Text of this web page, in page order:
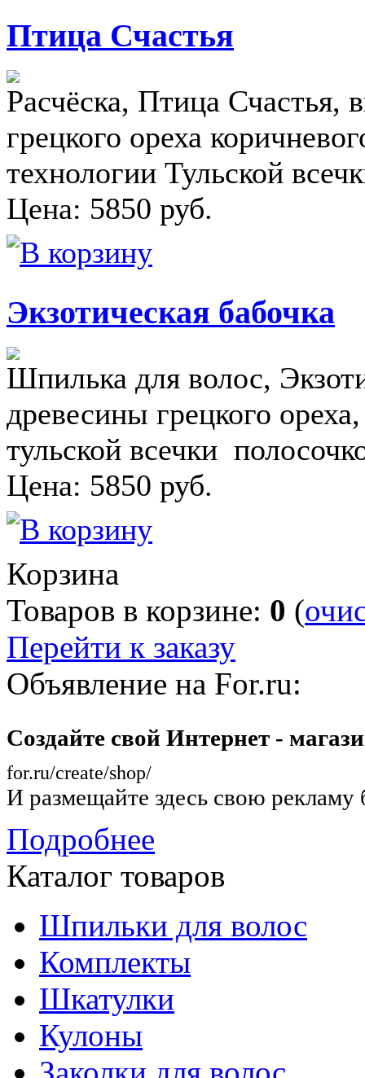
Птица Счастья
Расчёска, Птица Счастья,
грецкого ореха
технологии Тульской
Цена: 5850 руб.
Экзотическая бабочка
Шпилька для волос,
древесины грецкого
тульской всечки
Цена: 5850 руб.
Корзина
Товаров в корзине: 0 (
Перейти к заказу
Объявление на For.ru:
Создайте свой Интернет -
for.ru/create/shop/
И размещайте здесь свою рекламу
Подробнее
Каталог товаров
Шпильки для волос
Комплекты
Шкатулки
Кулоны